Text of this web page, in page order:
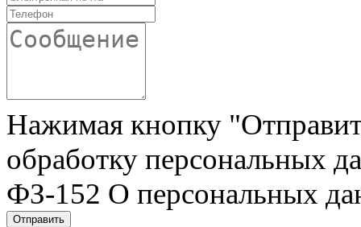
Нажимая кнопку
обработку персональных
ФЗ-152 О персональных
Отправить